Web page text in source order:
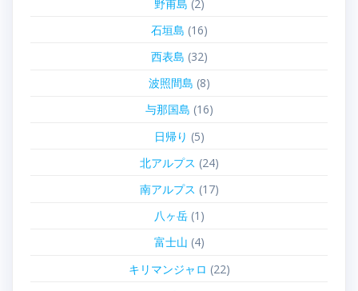
野甫島 (2)
石垣島 (16)
西表島 (32)
波照間島 (8)
与那国島 (16)
日帰り (5)
北アルプス (24)
南アルプス (17)
八ヶ岳(1)
富士山 (4)
キリマンジャロ (22)